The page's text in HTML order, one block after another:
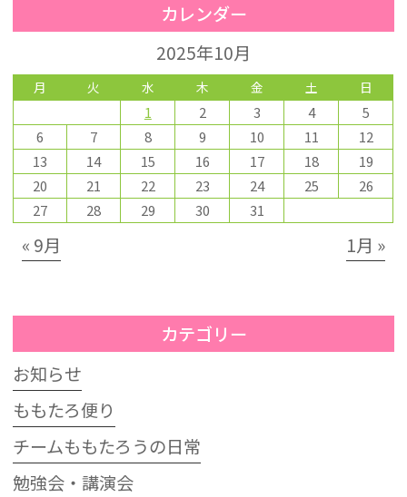
カレンダー
2025年10月
月 火 水 木 金 土 日
1 2 3 4
5
6
7 8 9 10 11
12
13
14 15 16 17 18
19
20
21 22 23 24 25
26
27
28 29 30 31
« 9月 1月 »
カテゴリー
お知らせ
ももたろ便り
チームももたろうの日常
勉強会・講演会